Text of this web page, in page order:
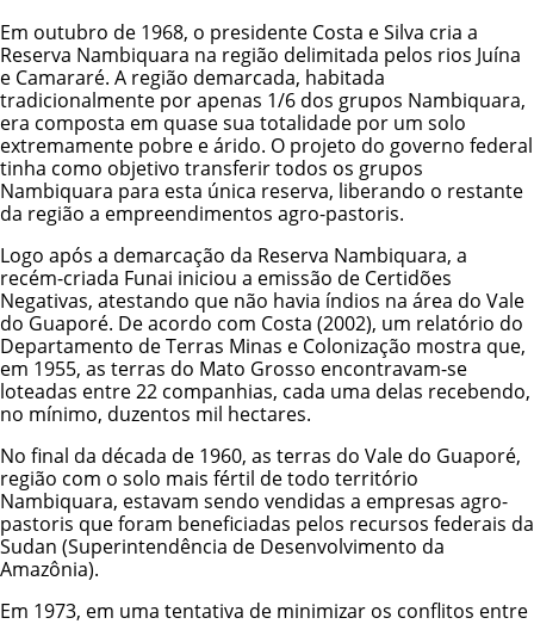
Em outubro de 1968, o presidente Costa e Silva cria a
Reserva Nambiquara na região delimitada pelos rios Juína
e Camararé. A região demarcada, habitada
tradicionalmente por apenas 1/6 dos grupos Nambiquara,
era composta em quase sua totalidade por um solo
extremamente pobre e árido. O projeto do governo federal
tinha como objetivo transferir todos os grupos
Nambiquara para esta única reserva, liberando o restante
da região a empreendimentos agro-pastoris.
Logo após a demarcação da Reserva Nambiquara, a
recém-criada Funai iniciou a emissão de Certidões
Negativas, atestando que não havia índios na área do Vale
do Guaporé. De acordo com Costa (2002), um relatório do
Departamento de Terras Minas e Colonização mostra que,
em 1955, as terras do Mato Grosso encontravam-se
loteadas entre 22 companhias, cada uma delas recebendo,
no mínimo, duzentos mil hectares.
No final da década de 1960, as terras do Vale do Guaporé,
região com o solo mais fértil de todo território
Nambiquara, estavam sendo vendidas a empresas agro-
pastoris que foram beneficiadas pelos recursos federais da
Sudan (Superintendência de Desenvolvimento da
Amazônia).
Em 1973, em uma tentativa de minimizar os conflitos entre